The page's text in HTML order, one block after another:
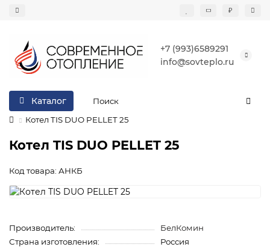
₽
+7 (993)6589291
info@sovteplo.ru
Каталог
Котел TIS DUO PELLET 25
Котел TIS DUO PELLET 25
Код товара: АНКБ
Производитель:
БелКомин
Страна изготовления:
Россия